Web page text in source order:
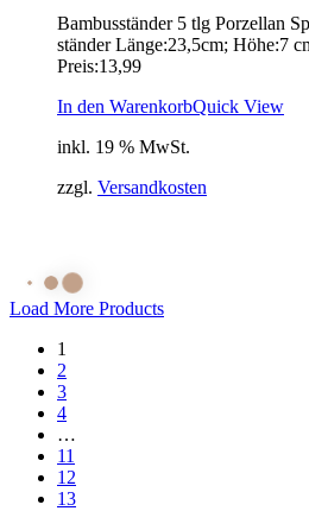
war:
13,99 €
ist:
10,00 €.
Bambusständer 5 tlg Porzellan
ständer Länge:23,5cm; Höhe:7
Preis:13,99
In den WarenkorbQuick View
inkl. 19 % MwSt.
zzgl. Versandkosten
Load More Products
1
2
3
4
…
11
12
13